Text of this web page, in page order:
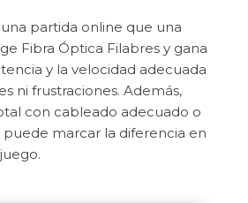
partida online que una
Fibra Óptica Filabres y gana
y la velocidad adecuada
ni frustraciones. Además,
con cableado adecuado o
marcar la diferencia en